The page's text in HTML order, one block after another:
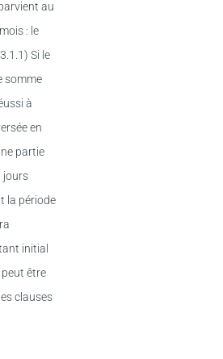
au
: le
Si le
somme
à
en
partie
jours
la période
initial
être
clauses